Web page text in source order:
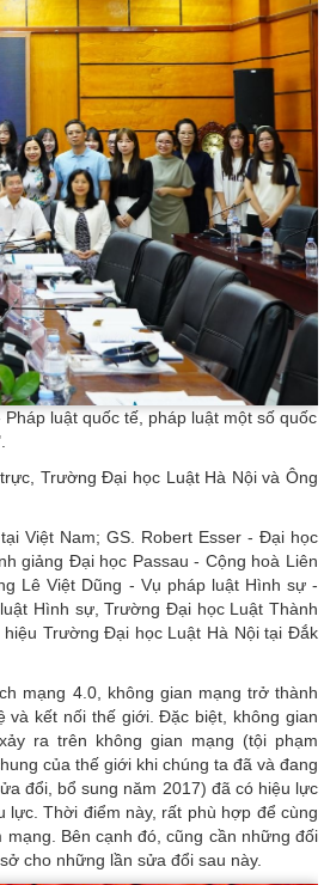
luật quốc tế, pháp luật một số quốc
Trường Đại học Luật Hà Nội và Ông
Việt Nam; GS. Robert Esser - Đại học
giảng Đại học Passau - Cộng hoà Liên
Lê Việt Dũng - Vụ pháp luật Hình sự -
Hình sự, Trường Đại học Luật Thành
Trường Đại học Luật Hà Nội tại Đắk
mạng 4.0, không gian mạng trở thành
và kết nối thế giới. Đặc biệt, không gian
ra trên không gian mạng (tội phạm
của thế giới khi chúng ta đã và đang
đổi, bổ sung năm 2017) đã có hiệu lực
lực. Thời điểm này, rất phù hợp để cùng
Bên cạnh đó, cũng cần những đối
cho những lần sửa đổi sau này.